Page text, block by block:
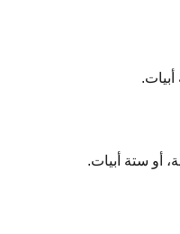
أبيات.
أو ستة أبيات.